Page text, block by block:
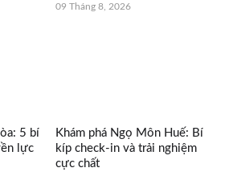
09 Tháng 8, 2026
5 bí
lực
Khám phá Ngọ Môn Huế: Bí
kíp check-in và trải nghiệm
cực chất